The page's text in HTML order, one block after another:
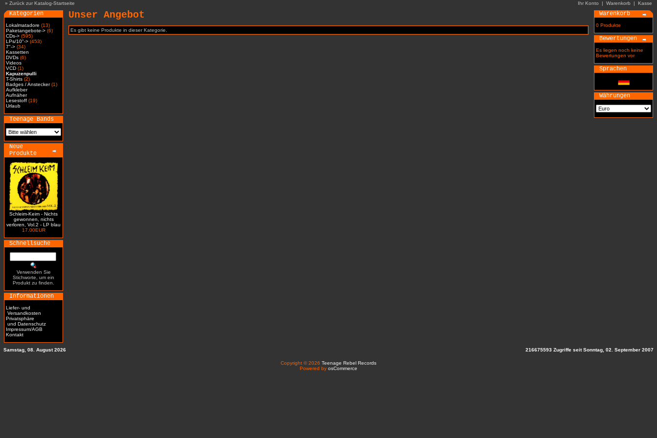
» Zurück zur Katalog-Startseite Ihr Konto | Warenkorb | Kasse
Kategorien
Lokalmatadore (13)
Paketangebote-> (6)
CDs-> (595)
LPs/10"-> (453)
7"-> (34)
Kassetten
DVDs (6)
Videos
VCD (1)
Kapuzenpulli
T-Shirts (2)
Badges / Anstecker(1)
Aufkleber
Aufnäher
Lesestoff (19)
Urlaub
Teenage Bands
Neue
Produkte
Schleim-Keim - Nichts
gewonnen, nichts
verloren, Vol.2 - LP blau
17.00EUR
Schnellsuche
Verwenden Sie
Stichworte, um ein
Produkt zu finden.
Informationen
Liefer- und
Versandkosten
Privatsphäre
und Datenschutz
Impressum/AGB
Kontakt
Unser Angebot
Es gibt keine Produkte in dieser Kategorie.
Warenkorb
0 Produkte
Bewertungen
Es liegen noch keine
Bewertungen vor
Sprachen
Währungen
Samstag, 08. August 2026 216675593 Zugriffe seit Sonntag, 02. September 2007
Copyright © 2026 Teenage Rebel Records
Powered by osCommerce